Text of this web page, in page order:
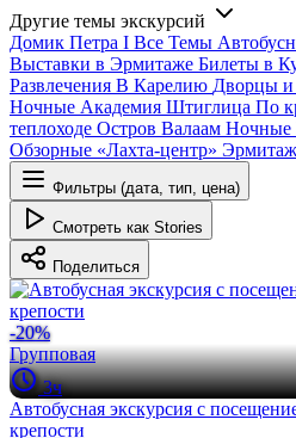
Другие темы экскурсий
Домик Петра I Все Темы
Выставки в Эрмитаже Билеты в
Развлечения В Карелию Дворцы и
Ночные Академия Штиглица По
теплоходе Остров Валаам Ночные
Обзорные «Лахта-центр» Эрмитаж
Фильтры (дата, тип, цена)
Смотреть как Stories
Поделиться
-20%
Групповая
3ч
Автобусная экскурсия с
крепости